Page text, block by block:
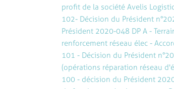
profit de la société Avelis
102- Décision du Président
Président 2020-048 DP A -
renforcement réseau élec -
101 - Décision du Président
(opérations réparation réseau
100 - décision du Président